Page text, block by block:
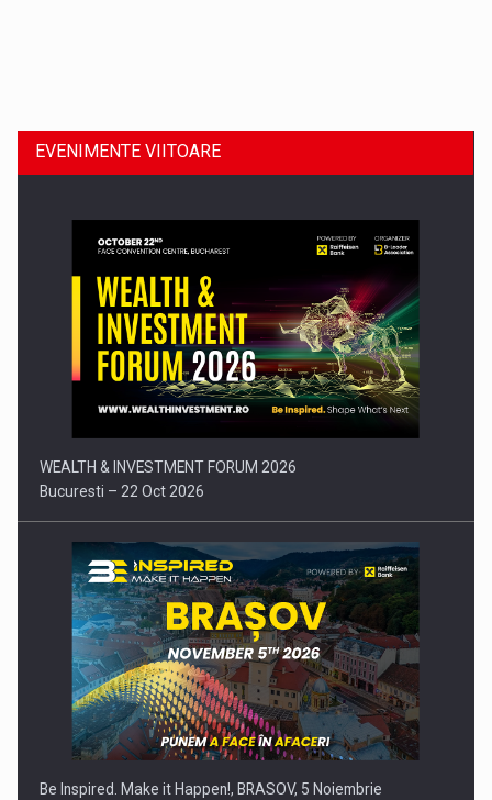
Comunicat de presa: Joburile part-time reincep sa intre pe…
EVENIMENTE VIITOARE
WEALTH & INVESTMENT FORUM 2026
Bucuresti – 22 Oct 2026
Be Inspired. Make it Happen!, BRASOV, 5 Noiembrie